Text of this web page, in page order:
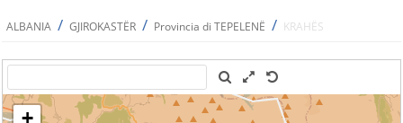
ALBANIA / GJIROKASTËR / Provincia di TEPELENË / KRAHËS